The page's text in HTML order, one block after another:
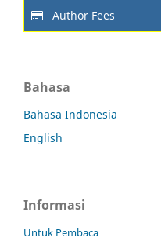
Author Fees
Bahasa
Bahasa Indonesia
English
Informasi
Untuk Pembaca